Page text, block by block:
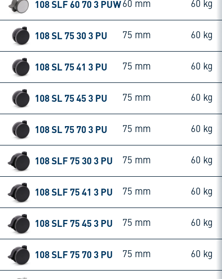
108 SLF 60 70 3 PUW60 mm 60 kg
108 SL 75 30 3 PU 75 mm 60 kg
108 SL 75 41 3 PU 75 mm 60 kg
108 SL 75 45 3 PU 75 mm 60 kg
108 SL 75 70 3 PU 75 mm 60 kg
108 SLF 75 30 3 PU 75 mm 60 kg
108 SLF 75 41 3 PU 75 mm 60 kg
108 SLF 75 45 3 PU 75 mm 60 kg
108 SLF 75 70 3 PU 75 mm 60 kg